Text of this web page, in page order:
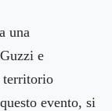
una
e
territorio
evento, si